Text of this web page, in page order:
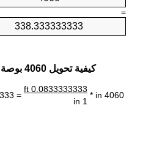
=
كيفية تحويل 4060 بوصة إلى قدم?
4060 in *
0.0833333333 ft
= 338.333333333 ft
1 in